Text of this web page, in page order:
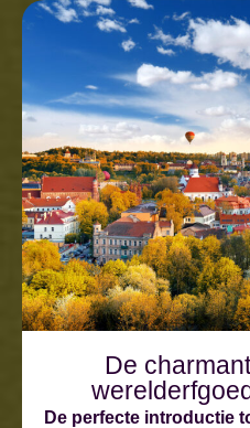
De
De perfecte introductie